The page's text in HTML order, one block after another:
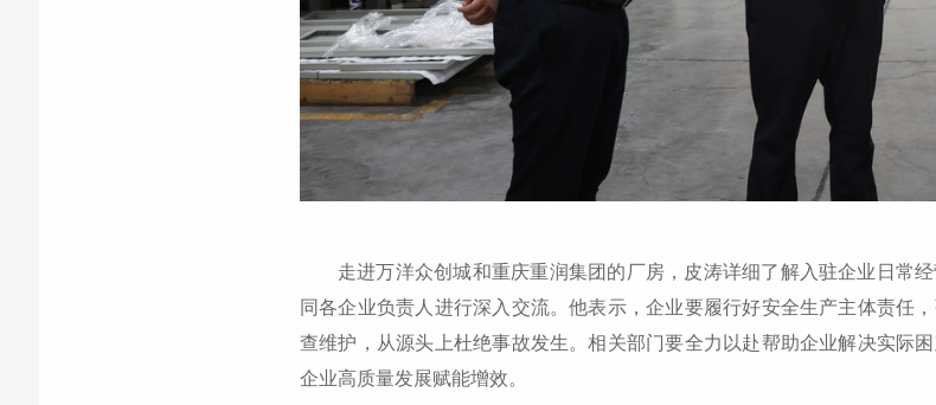
走进万洋众创城和重庆重润集团的厂房，皮涛详细了解入驻企业日常
同各企业负责人进行深入交流。他表示，企业要履行好安全生产主体责任
查维护，从源头上杜绝事故发生。相关部门要全力以赴帮助企业解决实际
企业高质量发展赋能增效。